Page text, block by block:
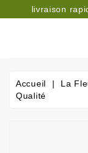
livraison
CATÉGORIE
Accueil La
Qualité